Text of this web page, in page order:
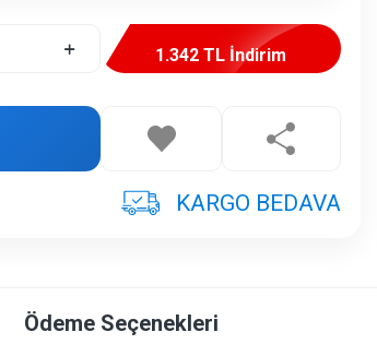
1.342 TL İndirim
KARGO BEDAVA
Ödeme Seçenekleri